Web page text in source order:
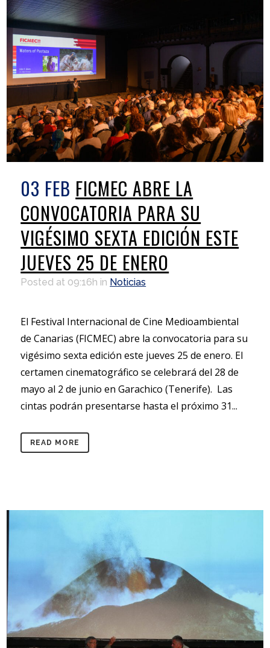
03 FEB FICMEC ABRE LA
CONVOCATORIA PARA SU
VIGÉSIMO SEXTA EDICIÓN ESTE
JUEVES 25 DE ENERO
Posted at 09:16h in Noticias
El Festival Internacional de Cine Medioambiental
de Canarias (FICMEC) abre la convocatoria para su
vigésimo sexta edición este jueves 25 de enero. El
certamen cinematográfico se celebrará del 28 de
mayo al 2 de junio en Garachico (Tenerife). Las
cintas podrán presentarse hasta el próximo 31...
READ MORE